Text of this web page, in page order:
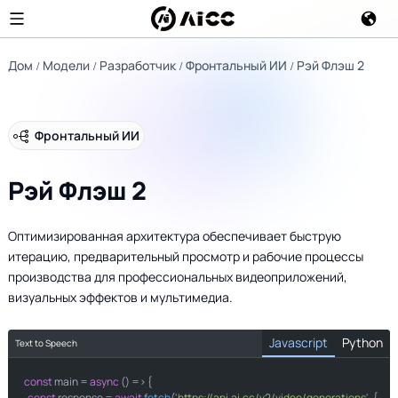
Дом Модели Разработчик Фронтальный ИИ Рэй Флэш 2
Фронтальный ИИ
Рэй Флэш 2
Оптимизированная архитектура обеспечивает быструю
итерацию, предварительный просмотр и рабочие процессы
производства для профессиональных видеоприложений,
визуальных эффектов и мультимедиа.
Text to Speech Javascript Python
const main = async () => {
import requests